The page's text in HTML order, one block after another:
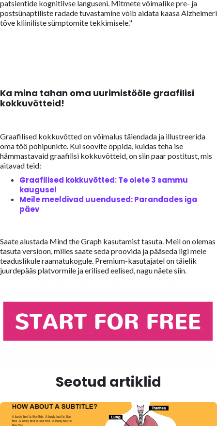
patsientide kognitiivse languseni. Mitmete võimalike pre- ja
postsünaptiliste radade tuvastamine võib aidata kaasa Alzheimeri
tõve kliiniliste sümptomite tekkimisele."
Ka mina tahan oma uurimistööle graafilisi
kokkuvõtteid!
Graafilised kokkuvõtted on võimalus täiendada ja illustreerida
oma töö põhipunkte. Kui soovite õppida, kuidas teha ise
hämmastavaid graafilisi kokkuvõtteid, on siin paar postitust, mis
aitavad teid:
Graafilised kokkuvõtted: Te olete 3 sammu
kaugusel
Meile meeldivad uuendused: Parandades iga
päev
Saate alustada Mind the Graph kasutamist tasuta. Meil on olemas
tasuta versioon, milles saate seda proovida ja pääseda ligi meie
teaduslikule raamatukogule. Premium-kasutajatel on täielik
juurdepääs platvormile ja erilised eelised, nagu näete siin.
Seotud artiklid